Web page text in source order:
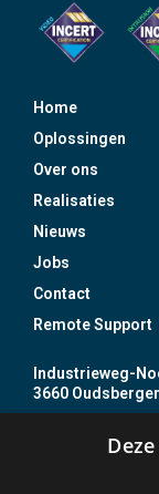
Home
Oplossingen
Over ons
Realisaties
Nieuws
Jobs
Contact
Remote Support
Industrieweg-
3660
info@jojo.be